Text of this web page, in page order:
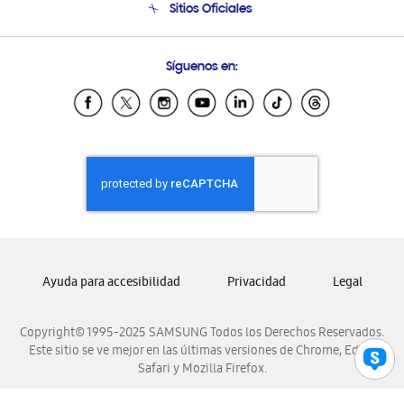
Condiciones de Compra
Soporte vía eMail
Sitios Oficiales
Samsung Ecuador
Samsung El Salvador
Samsung Honduras
Samsung Nicaragua
Samsung Panamá
Samsung Venezuela
Síguenos en:
Copyright© 1995-2025 SAMSUNG Todos los Derechos Reservados.
Este sitio se ve mejor en las últimas versiones de Chrome, Edge,
Safari y Mozilla Firefox.
Ayuda para accesibilidad Privacidad Legal